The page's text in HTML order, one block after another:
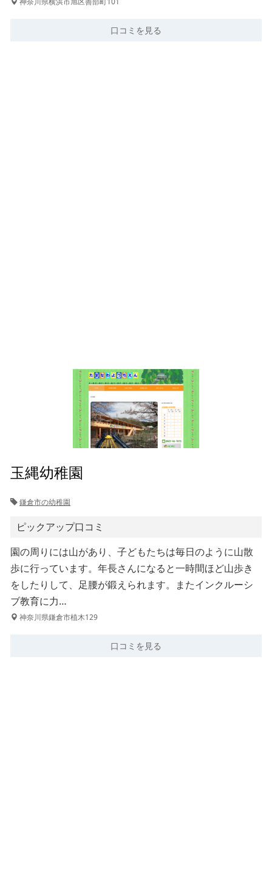
口コミを見る
玉縄幼稚園
鎌倉市の幼稚園
ピックアップ口コミ
園の周りには山があり、子どもたちは毎日のように山散
歩に行っています。年長さんになると一時間ほど山歩き
をしたりして、足腰が鍛えられます。またインクルーシ
ブ教育に力…
神奈川県鎌倉市植木129
口コミを見る